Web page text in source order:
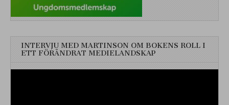
INTERVJU MED MARTINSON OM BOKENS ROLL I
ETT FÖRÄNDRAT MEDIELANDSKAP